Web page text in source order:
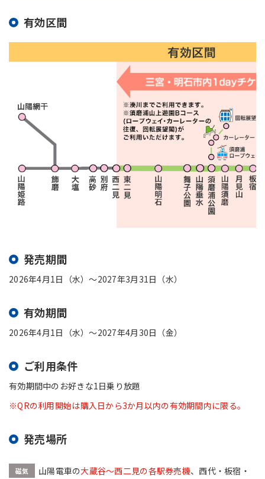
有効区間
発売期間
2026年4月1日（水）～2027年3月31日（水）
有効期間
2026年4月1日（水）～2027年4月30日（金）
ご利用条件
有効期間中のお好きな1日乗り放題
※QRの利用開始は購入日から3か月以内の有効期間内に限る。
発売場所
磁気 山陽電車の大蔵谷〜西二見の各駅券売機、西代・板宿・